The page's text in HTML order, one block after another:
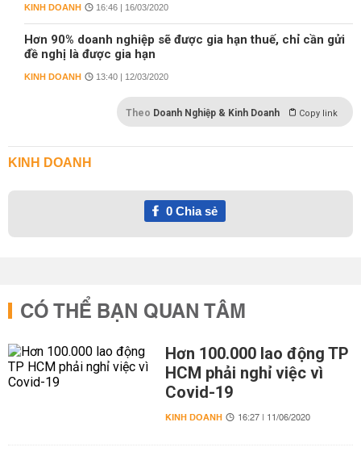
KINH DOANH 16:46 | 16/03/2020
Hơn 90% doanh nghiệp sẽ được gia hạn thuế, chỉ cần gửi
đề nghị là được gia hạn
KINH DOANH 13:40 | 12/03/2020
Theo Doanh Nghiệp & Kinh Doanh Copy link
KINH DOANH
0Chia sẻ
CÓ THỂ BẠN QUAN TÂM
Hơn 100.000 lao động TP
HCM phải nghỉ việc vì
Covid-19
KINH DOANH 16:27 | 11/06/2020